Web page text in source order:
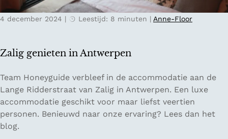
i
i
e
r
e
a
i
,
a
p
e
r
&
Zalig genieten in Antwerpen
4 december 2024 | Leestijd: 8 minuten | Anne-Floor
Z
a
l
i
g
Team Honeyguide verbleef in de accommodatie aan de
Lange Ridderstraat van Zalig in Antwerpen. Een luxe
accommodatie geschikt voor maar liefst veertien
personen. Benieuwd naar onze ervaring? Lees dan het
blog.